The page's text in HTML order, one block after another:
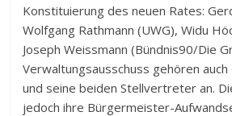
Konstituierung des neuen Rates:
Wolfgang Rathmann (UWG), Widu
Joseph Weissmann (Bündnis90/Die
Verwaltungsausschuss gehören
und seine beiden Stellvertreter an.
jedoch ihre Bürgermeister-